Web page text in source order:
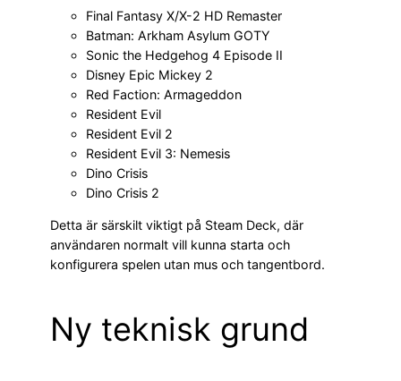
Final Fantasy X/X-2 HD Remaster
Batman: Arkham Asylum GOTY
Sonic the Hedgehog 4 Episode II
Disney Epic Mickey 2
Red Faction: Armageddon
Resident Evil
Resident Evil 2
Resident Evil 3: Nemesis
Dino Crisis
Dino Crisis 2
Detta är särskilt viktigt på Steam Deck, där
användaren normalt vill kunna starta och
konfigurera spelen utan mus och tangentbord.
Ny teknisk grund